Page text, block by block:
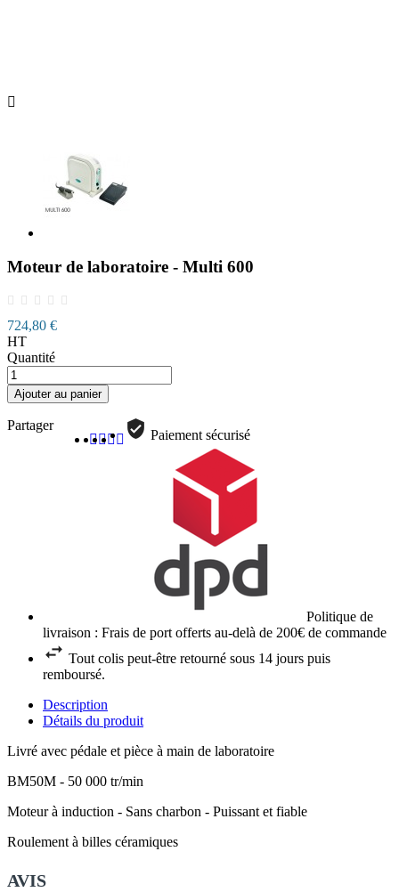

Moteur de laboratoire - Multi 600
724,80 €
HT
Quantité
Ajouter au panier
Partager
Paiement sécurisé
Politique de
livraison : Frais de port offerts au-delà de 200€ de commande
Tout colis peut-être retourné sous 14 jours puis
remboursé.
Description
Détails du produit
Livré avec pédale et pièce à main de laboratoire
BM50M - 50 000 tr/min
Moteur à induction - Sans charbon - Puissant et fiable
Roulement à billes céramiques
AVIS